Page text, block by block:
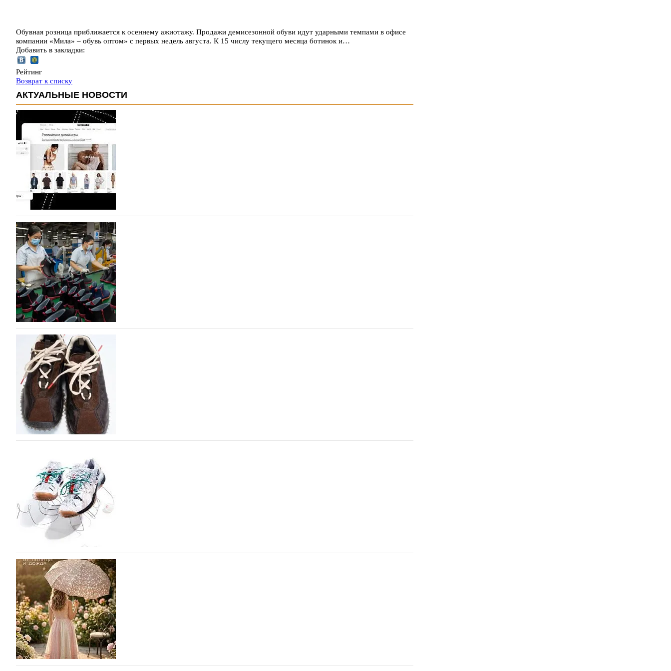
Обувная розница приближается к осеннему ажиотажу. Продажи демисезонной обуви идут ударными темпами в офисе
компании «Мила» – обувь оптом» с первых недель августа. К 15 числу текущего месяца ботинок и…
Добавить в закладки:
Рейтинг
Возврат к списку
АКТУАЛЬНЫЕ НОВОСТИ
На платформе Lamoda - новый раздел и условия продвижения локальных
дизайнерских марок
Российский маркетплейс Lamoda решил обновить раздел для продажи продукции локальных дизайнерских
марок одежды, обуви и аксессуаров. Бренды также получат маркетинговую…
06.08.2026 272
Объем мирового производства обуви в 2025 году практически не увеличился
В 2025 году мировое производство обуви практически не изменилось, зафиксировав незначительный рост
на 0,1% до 24,6 млрд пар, - данные опубликованы в аналитическом вестнике «Всемирный ежегодник обуви
2026», Португальской ассоциацией…
06.08.2026 481
Популярный силуэт бренда,1999 года выпуска, соответствует сегодняшнему тренду на
сникерины (гибридный вариант балеток и кроссовок обтекаемой формы и с тонкой подошвой). Но в
модели Miu Miu Bubble присутствует еще и…
05.08.2026 1805
ASICS выпускает вторую коллаборацию с Little Tokyo Table Tennis - на стыке спорта и
моды
ASICS снова выпускает коллаборацию с Лос-Анджельским клубом настольного тенниса Little Tokyo Table
Tennis. Интерес японского спортивного гиганта к сотрудничеству с теннисным клубом возник не на
пустом…
05.08.2026 1085